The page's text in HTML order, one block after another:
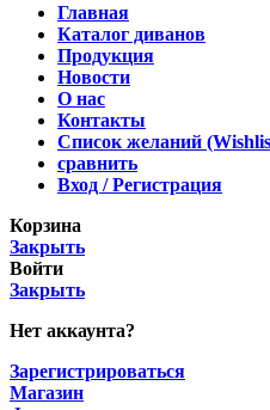
Главная
Каталог диванов
Продукция
Новости
О нас
Контакты
Список желаний
сравнить
Вход / Регистрация
Корзина
Закрыть
Войти
Закрыть
Нет аккаунта?
Зарегистрироваться
Магазин